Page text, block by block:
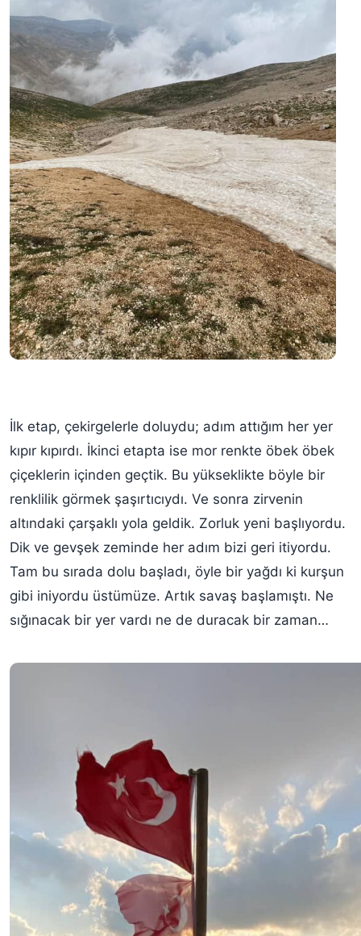
İlk etap, çekirgelerle doluydu; adım attığım her yer
kıpır kıpırdı. İkinci etapta ise mor renkte öbek öbek
çiçeklerin içinden geçtik. Bu yükseklikte böyle bir
renklilik görmek şaşırtıcıydı. Ve sonra zirvenin
altındaki çarşaklı yola geldik. Zorluk yeni başlıyordu.
Dik ve gevşek zeminde her adım bizi geri itiyordu.
Tam bu sırada dolu başladı, öyle bir yağdı ki kurşun
gibi iniyordu üstümüze. Artık savaş başlamıştı. Ne
sığınacak bir yer vardı ne de duracak bir zaman…